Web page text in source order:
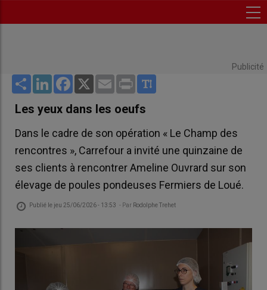
Publicité
Share LinkedInFacebook
X Email Print
Les yeux dans les oeufs
Dans le cadre de son opération « Le Champ des
rencontres », Carrefour a invité une quinzaine de
ses clients à rencontrer Ameline Ouvrard sur son
élevage de poules pondeuses Fermiers de Loué.
Publié le jeu 25/06/2026 - 13:53 - Par Rodolphe Trehet